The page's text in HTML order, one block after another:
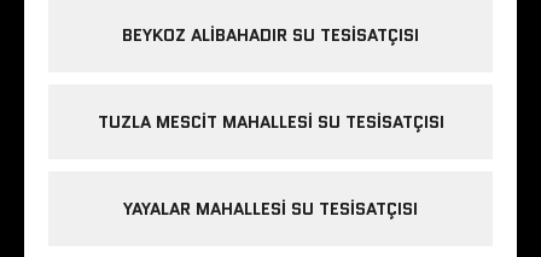
BEYKOZ ALIBAHADIR SU TESISATÇISI
TUZLA MESCIT MAHALLESI SU TESISATÇISI
YAYALAR MAHALLESI SU TESISATÇISI